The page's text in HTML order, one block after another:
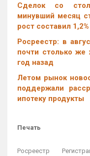
Cделок со
минувший месяц
рост составил 1,2%
Росреестр: в
почти столько
год назад
Летом рынок
поддержали
ипотеку продукты
Печать
Росреестр